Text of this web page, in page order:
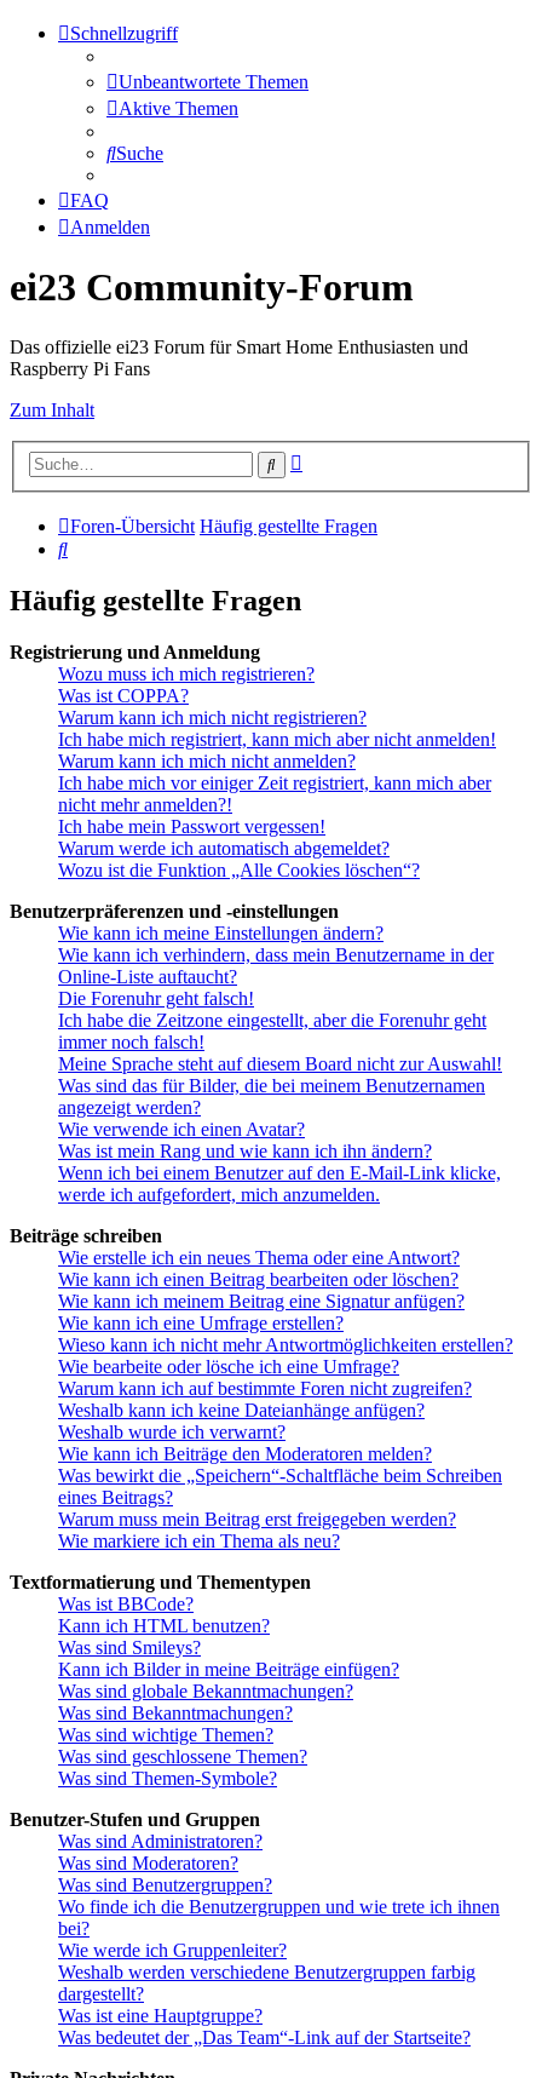
Schnellzugriff
Unbeantwortete Themen
Aktive Themen
Suche
FAQ
Anmelden
ei23 Community-Forum
Das offizielle ei23 Forum für Smart Home Enthusiasten und
Raspberry Pi Fans
Zum Inhalt
Suche
Foren-Übersicht Häufig gestellte Fragen
Suche
Häufig gestellte Fragen
Registrierung und Anmeldung
Wozu muss ich mich registrieren?
Was ist COPPA?
Warum kann ich mich nicht registrieren?
Ich habe mich registriert, kann mich aber nicht anmelden!
Warum kann ich mich nicht anmelden?
Ich habe mich vor einiger Zeit registriert, kann mich aber
nicht mehr anmelden?!
Ich habe mein Passwort vergessen!
Warum werde ich automatisch abgemeldet?
Wozu ist die Funktion „Alle Cookies löschen“?
Benutzerpräferenzen und -einstellungen
Wie kann ich meine Einstellungen ändern?
Wie kann ich verhindern, dass mein Benutzername in der
Online-Liste auftaucht?
Die Forenuhr geht falsch!
Ich habe die Zeitzone eingestellt, aber die Forenuhr geht
immer noch falsch!
Meine Sprache steht auf diesem Board nicht zur Auswahl!
Was sind das für Bilder, die bei meinem Benutzernamen
angezeigt werden?
Wie verwende ich einen Avatar?
Was ist mein Rang und wie kann ich ihn ändern?
Wenn ich bei einem Benutzer auf den E-Mail-Link klicke,
werde ich aufgefordert, mich anzumelden.
Beiträge schreiben
Wie erstelle ich ein neues Thema oder eine Antwort?
Wie kann ich einen Beitrag bearbeiten oder löschen?
Wie kann ich meinem Beitrag eine Signatur anfügen?
Wie kann ich eine Umfrage erstellen?
Wieso kann ich nicht mehr Antwortmöglichkeiten erstellen?
Wie bearbeite oder lösche ich eine Umfrage?
Warum kann ich auf bestimmte Foren nicht zugreifen?
Weshalb kann ich keine Dateianhänge anfügen?
Weshalb wurde ich verwarnt?
Wie kann ich Beiträge den Moderatoren melden?
Was bewirkt die „Speichern“-Schaltfläche beim Schreiben
eines Beitrags?
Warum muss mein Beitrag erst freigegeben werden?
Wie markiere ich ein Thema als neu?
Textformatierung und Thementypen
Was ist BBCode?
Kann ich HTML benutzen?
Was sind Smileys?
Kann ich Bilder in meine Beiträge einfügen?
Was sind globale Bekanntmachungen?
Was sind Bekanntmachungen?
Was sind wichtige Themen?
Was sind geschlossene Themen?
Was sind Themen-Symbole?
Benutzer-Stufen und Gruppen
Was sind Administratoren?
Was sind Moderatoren?
Was sind Benutzergruppen?
Wo finde ich die Benutzergruppen und wie trete ich ihnen
bei?
Wie werde ich Gruppenleiter?
Weshalb werden verschiedene Benutzergruppen farbig
dargestellt?
Was ist eine Hauptgruppe?
Was bedeutet der „Das Team“-Link auf der Startseite?